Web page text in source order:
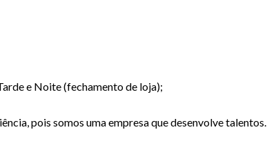
e Noite (fechamento de loja);
pois somos uma empresa que desenvolve talentos.